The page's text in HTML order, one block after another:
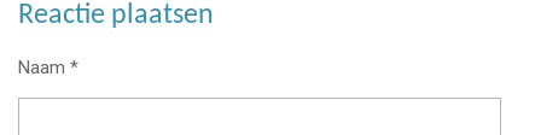
Reactie plaatsen
Naam *